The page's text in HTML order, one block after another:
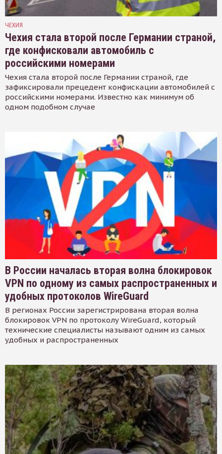
ЧЕХИЯ
Чехия стала второй после Германии страной,
где конфисковали автомобиль с
российскими номерами
Чехия стала второй после Германии страной, где
зафиксировали прецедент конфискации автомобилей с
российскими номерами. Известно как минимум об
одном подобном случае
В России началась вторая волна блокировок
VPN по одному из самых распространенных и
удобных протоколов WireGuard
В регионах России зарегистрирована вторая волна
блокировок VPN по протоколу WireGuard, который
технические специалисты называют одним из самых
удобных и распространенных